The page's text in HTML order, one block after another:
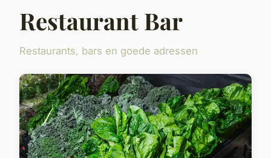
Restaurant Bar
Restaurants, bars en goede adressen